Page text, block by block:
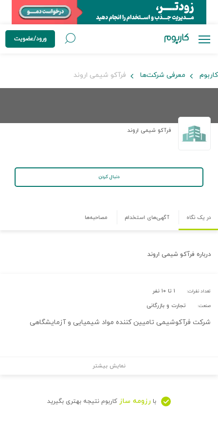
ورود/عضویت
کاربوم معرفی شرکت‌ها فرآكو شيمی اروند
فرآكو شيمی اروند
دنبال کردن
در یک نگاه آگهی‌های استخدام مصاحبه‌ها
درباره فرآكو شيمی اروند
تعداد نفرات: ۱ تا ۱۰ نفر
صنعت: تجارت و بازرگانی
شرکت فرآکوشیمی تامیین کننده مواد شیمیایی و آزمایشگاهی
نمایش بیشتر
با رزومه ساز کاربوم نتیجه بهتری بگیرید